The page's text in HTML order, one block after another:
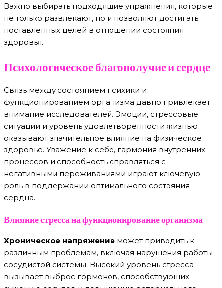
Важно выбирать подходящие упражнения, которые
не только развлекают, но и позволяют достигать
поставленных целей в отношении состояния
здоровья.
Психологическое благополучие и сердце
Связь между состоянием психики и
функционированием организма давно привлекает
внимание исследователей. Эмоции, стрессовые
ситуации и уровень удовлетворенности жизнью
оказывают значительное влияние на физическое
здоровье. Уважение к себе, гармония внутренних
процессов и способность справляться с
негативными переживаниями играют ключевую
роль в поддержании оптимального состояния
сердца.
Влияние стресса на функционирование организма
Хроническое напряжение может приводить к
различным проблемам, включая нарушения работы
сосудистой системы. Высокий уровень стресса
вызывает выброс гормонов, способствующих